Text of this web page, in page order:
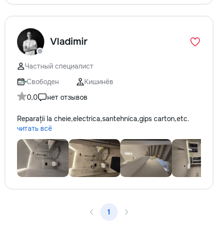
Vladimir
Частный специалист
Свободен
Кишинёв
0,0
нет отзывов
Reparații la cheie,electrica,santehnica,gips carton,etc.
читать всё
1